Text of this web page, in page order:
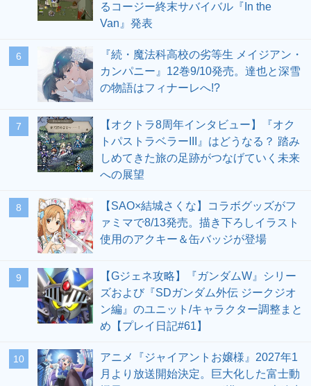
るコージー終末サバイバル『In the
Van』発表
6
『続・魔法科高校の劣等生 メイジアン・
カンパニー』12巻9/10発売。達也と深雪
の物語はフィナーレへ!?
7
【オクトラ8周年インタビュー】『オク
トパストラベラーIII』はどうなる？ 踏み
しめてきた旅の足跡がつなげていく未来
への展望
8
【SAO×結城さくな】コラボグッズがフ
ァミマで8/13発売。描き下ろしイラスト
使用のアクキー＆缶バッジが登場
9
【Gジェネ攻略】『ガンダムW』シリー
ズおよび『SDガンダム外伝 ジークジオ
ン編』のユニット/キャラクター調整まと
め【プレイ日記#61】
10
アニメ『ジャイアントお嬢様』2027年1
月より放送開始決定。巨大化した富士動